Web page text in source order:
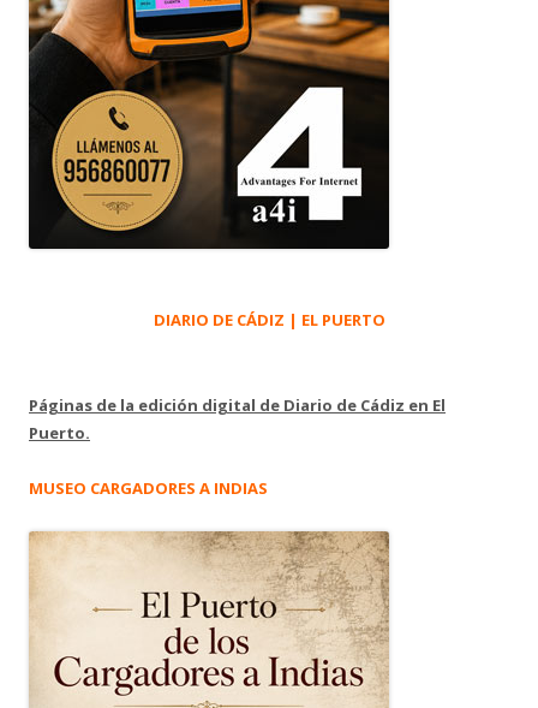
DIARIO DE CÁDIZ | EL PUERTO
Páginas de la edición digital de Diario de Cádiz en El
Puerto.
MUSEO CARGADORES A INDIAS